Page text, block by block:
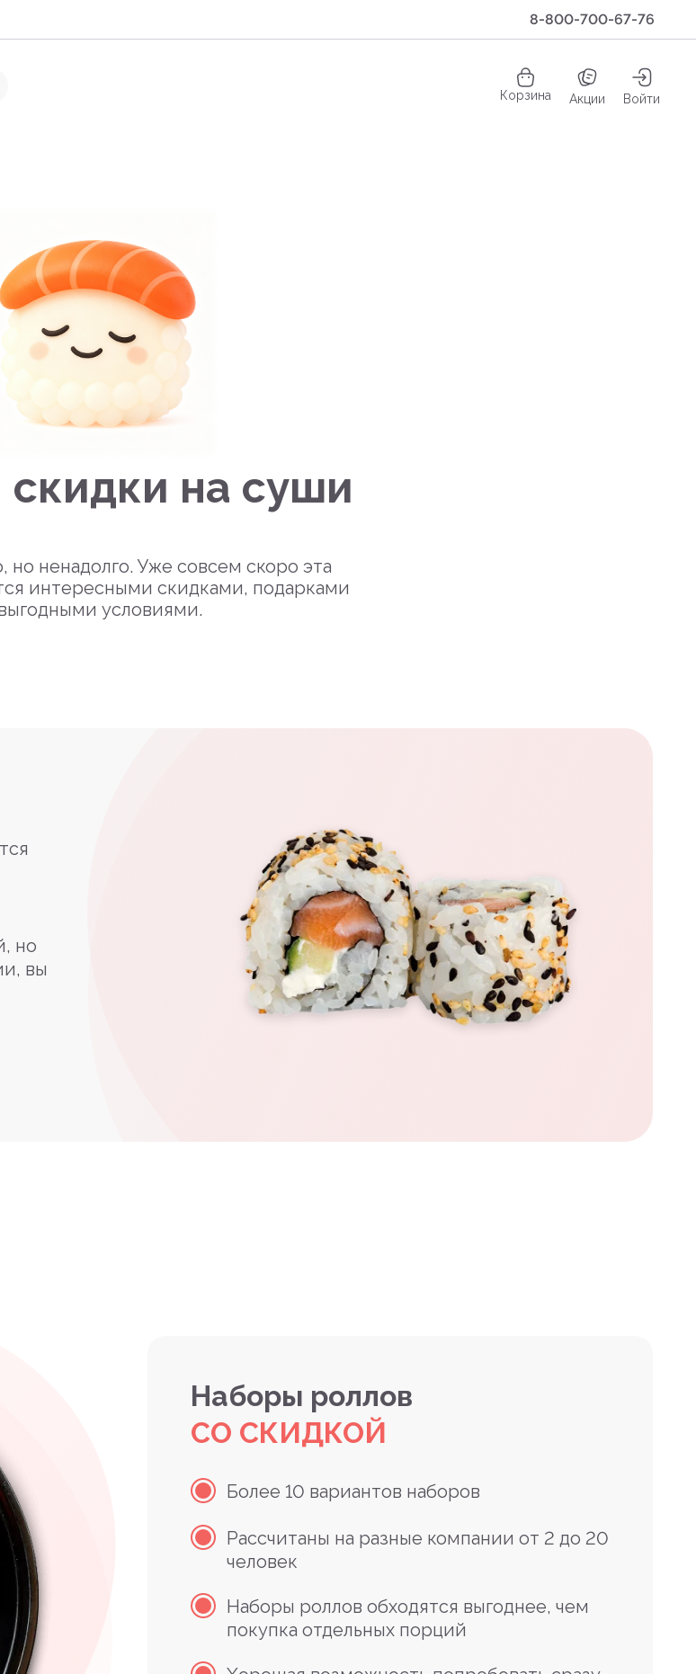
8-800-700-67-76
Корзина Акции Войти
на суши
но ненадолго. Уже совсем скоро эта
интересными скидками, подарками
условиями.
но
вы
Наборы роллов
СО СКИДКОЙ
Более 10 вариантов наборов
Рассчитаны на разные компании от 2 до 20
человек
Наборы роллов обходятся выгоднее, чем
покупка отдельных порций